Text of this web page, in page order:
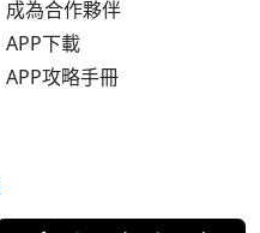
成為合作夥伴
APP下載
APP攻略手冊